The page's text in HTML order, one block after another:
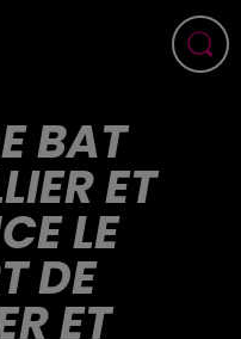
BAT
ET
LE
DE
ET